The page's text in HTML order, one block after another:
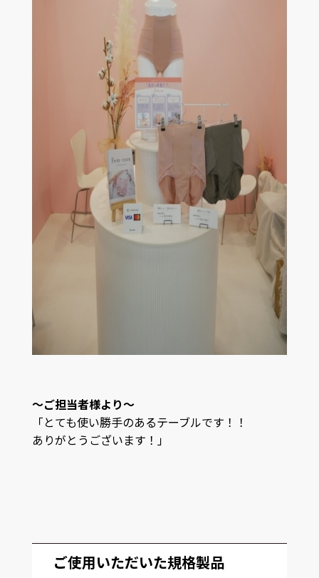
～ご担当者様より～
「とても使い勝手のあるテーブルです！！
ありがとうございます！」
ご使用いただいた規格製品